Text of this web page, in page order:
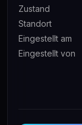
Zustand
Standort
Eingestellt am
Eingestellt von